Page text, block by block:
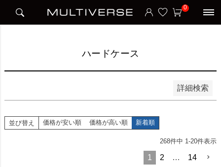
0
ハードケース
詳細検索
並び順
新着順
並び替え 価格が安い順 価格が高い順 新着順
268件中 1-20件表示
1 2 … 14